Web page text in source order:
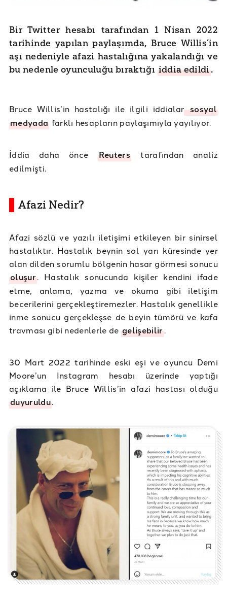
Bir Twitter hesabı tarafından 1 Nisan 2022
tarihinde yapılan paylaşımda, Bruce Willis’in
aşı nedeniyle afazi hastalığına yakalandığı ve
bu nedenle oyunculuğu bıraktığı iddia edildi.
Bruce Willis’in hastalığı ile ilgili iddialarsosyal
medyada farklı hesapların paylaşımıyla yayılıyor.
İddia daha önce Reuterstarafından analiz
edilmişti.
Afazi Nedir?
Afazi sözlü ve yazılı iletişimi etkileyen bir sinirsel
hastalıktır. Hastalık beynin sol yarı küresinde yer
alan dilden sorumlu bölgenin hasar görmesi sonucu
oluşur. Hastalık sonucunda kişiler kendini ifade
etme, anlama, yazma ve okuma gibi iletişim
becerilerini gerçekleştiremezler. Hastalık genellikle
inme sonucu gerçekleşse de beyin tümörü ve kafa
travması gibi nedenlerle de gelişebilir.
30 Mart 2022 tarihinde eski eşi ve oyuncu Demi
Moore’un Instagram hesabı üzerinde yaptığı
açıklama ile Bruce Willis’in afazi hastası olduğu
duyuruldu.